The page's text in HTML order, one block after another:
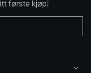
første kjøp!